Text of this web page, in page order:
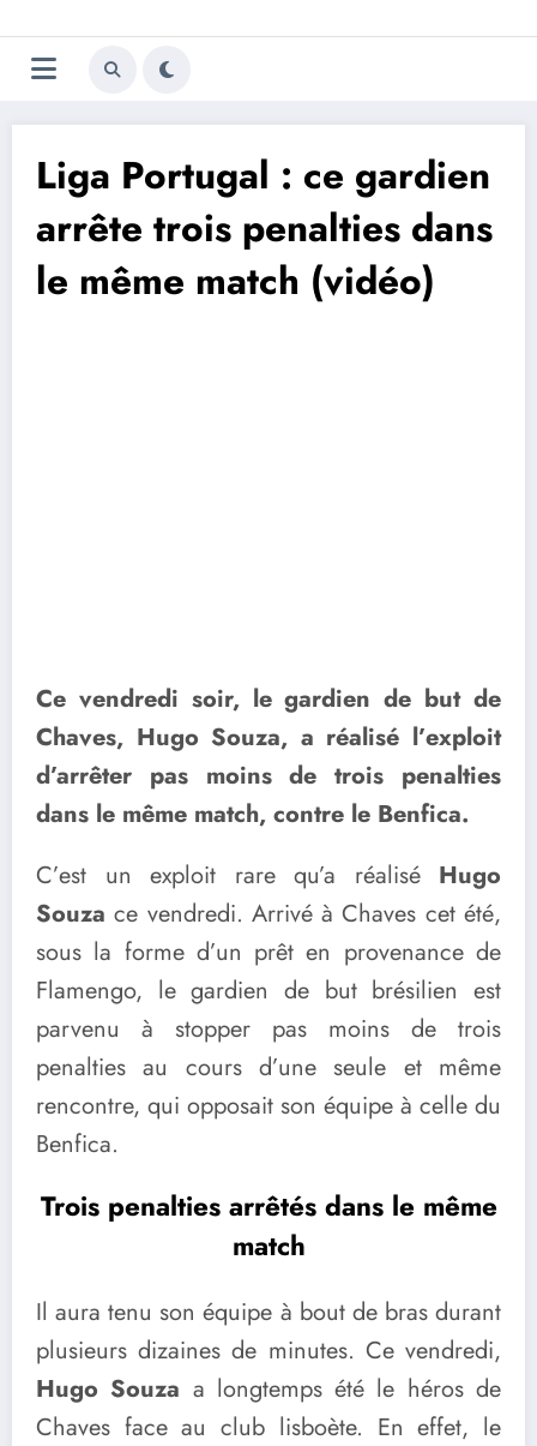
au
contenu
Trivela
L'actualité du football
Liga Portugal : ce gardien
arrête trois penalties dans
le même match (vidéo)
Ce vendredi soir, le gardien de but de
Chaves, Hugo Souza, a réalisé l’exploit
d’arrêter pas moins de trois penalties
dans le même match, contre le Benfica.
C’est un exploit rare qu’a réalisé Hugo
Souza ce vendredi. Arrivé à Chaves cet été,
sous la forme d’un prêt en provenance de
Flamengo, le gardien de but brésilien est
parvenu à stopper pas moins de trois
penalties au cours d’une seule et même
rencontre, qui opposait son équipe à celle du
Benfica.
Trois penalties arrêtés dans le même
match
Il aura tenu son équipe à bout de bras durant
plusieurs dizaines de minutes. Ce vendredi,
Hugo Souza a longtemps été le héros de
Chaves face au club lisboète. En effet, le